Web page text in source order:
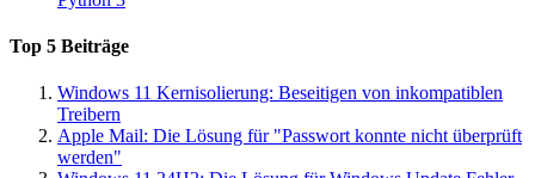
Top 5 Beiträge
Windows 11 Kernisolierung: Beseitigen von inkompatiblen
Treibern
Apple Mail: Die Lösung für "Passwort konnte nicht überprüft
werden"